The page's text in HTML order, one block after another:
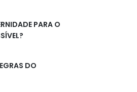
PARA O
DO